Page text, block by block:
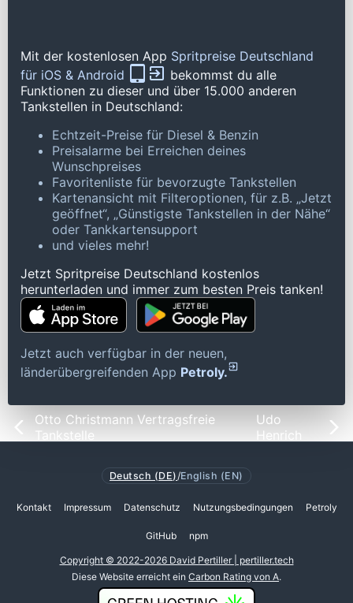
Mit der kostenlosen App Spritpreise Deutschland
für iOS & Android
bekommst du alle
Funktionen zu dieser und über 15.000 anderen
Tankstellen in Deutschland:
Echtzeit-Preise für Diesel & Benzin
Preisalarme bei Erreichen deines
Wunschpreises
Favoritenliste für bevorzugte Tankstellen
Kartenansicht mit Filteroptionen, für z.B. „Jetzt
geöffnet“, „Günstigste Tankstellen in der Nähe“
oder Tankkartensupport
und vieles mehr!
Jetzt Spritpreise Deutschland kostenlos
herunterladen und immer zum besten Preis tanken!
Jetzt auch verfügbar in der neuen,
länderübergreifenden App Petroly.
Otto Christmann Vertragsfreie
Tankstelle
Udo
Henrich
Deutsch (DE) /English (EN)
Kontakt Impressum Datenschutz Nutzungsbedingungen Petroly
GitHub npm
Copyright © 2022-2026 David Pertiller | pertiller.tech
Diese Website erreicht ein Carbon Rating von A.